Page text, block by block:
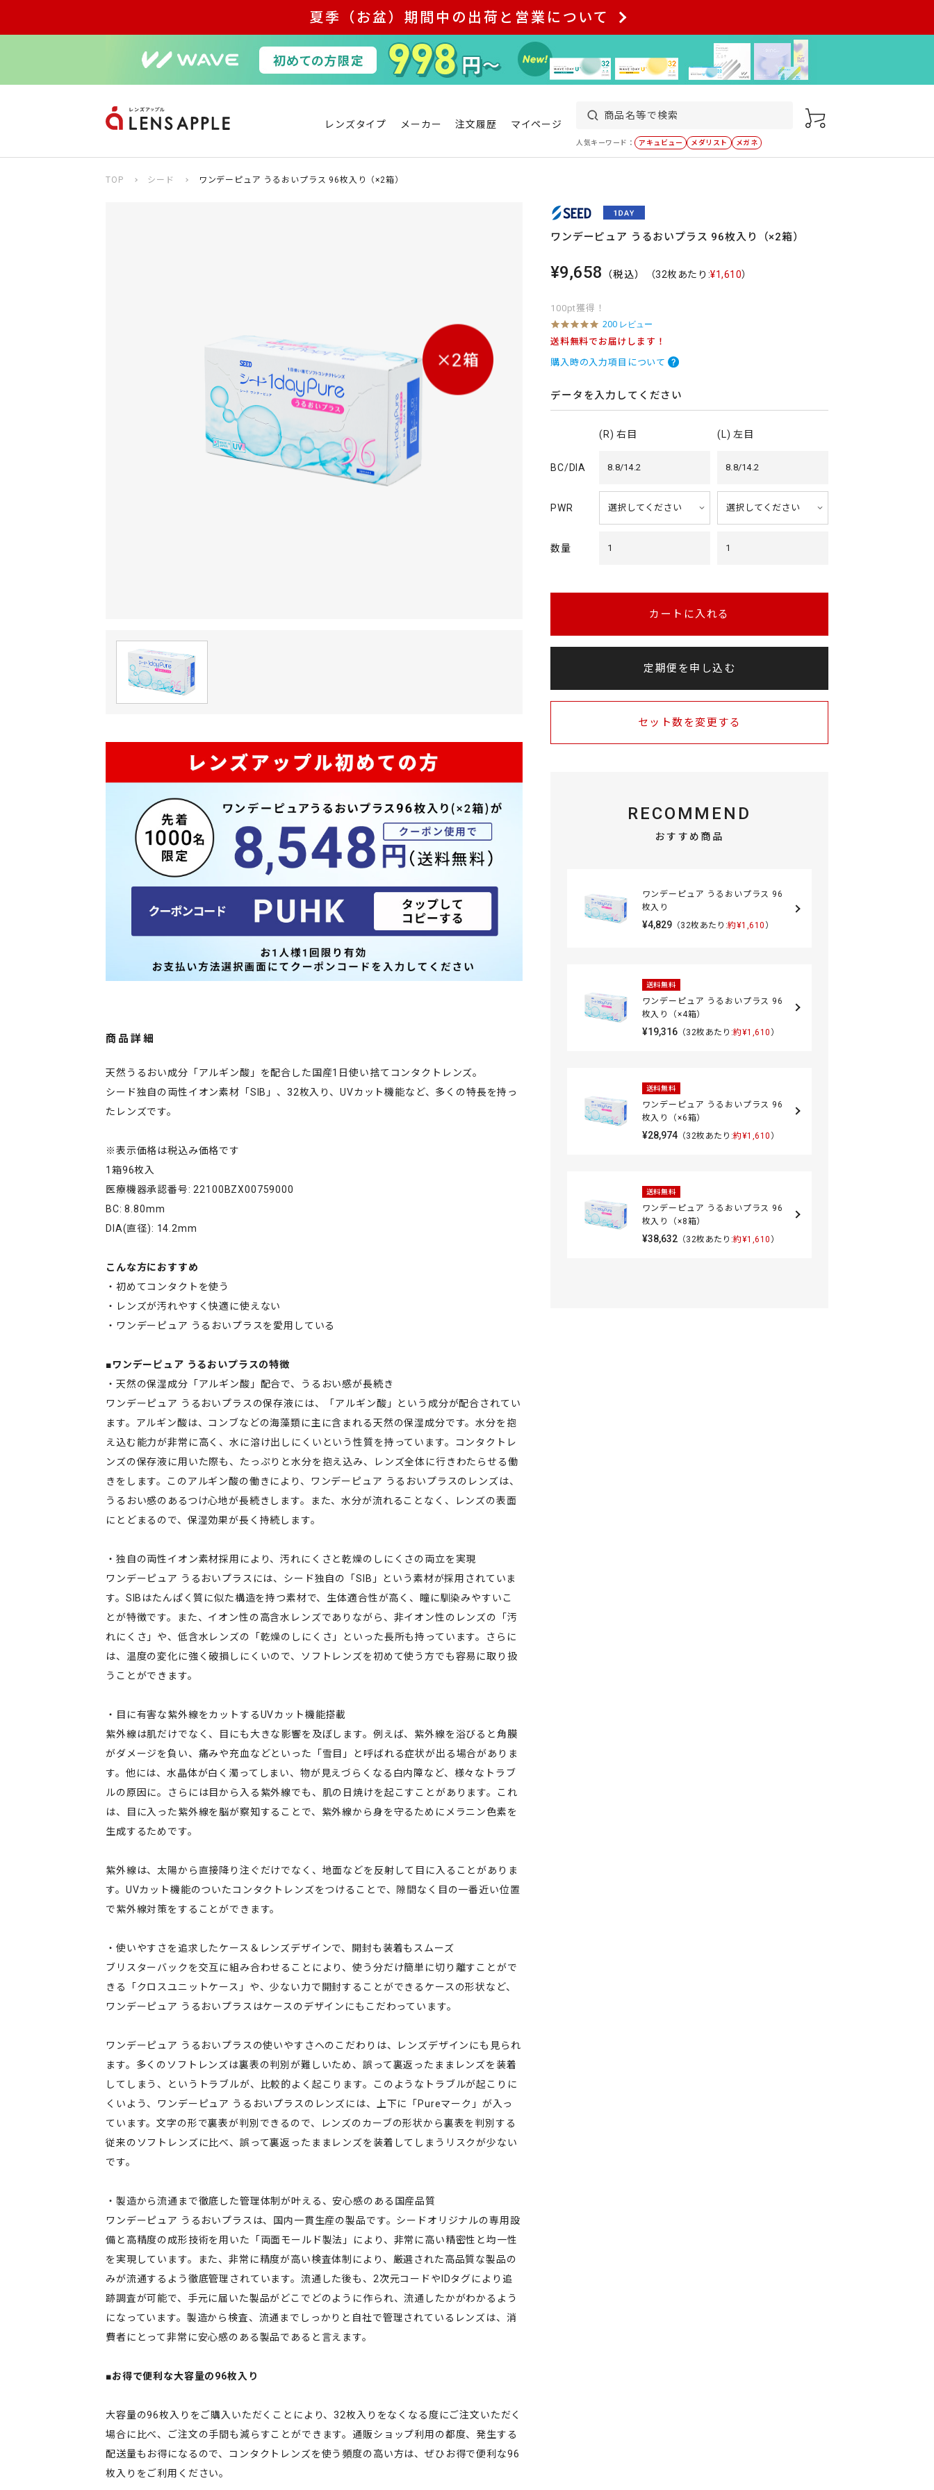
夏季（お盆）期間中の出荷と営業について
レンズタイプ メーカー 注文履歴 マイページ
人気キーワード： アキュビュー メダリスト メガネ
TOP シード ワンデーピュア うるおいプラス 96枚入り（×2箱）
商品詳細
天然うるおい成分「アルギン酸」を配合した国産1日使い捨てコンタクトレンズ。
シード独自の両性イオン素材「SIB」、32枚入り、UVカット機能など、多くの特長を持っ
たレンズです。
※表示価格は税込み価格です
1箱96枚入
医療機器承認番号: 22100BZX00759000
BC: 8.80mm
DIA(直径): 14.2mm
こんな方におすすめ
・初めてコンタクトを使う
・レンズが汚れやすく快適に使えない
・ワンデーピュア うるおいプラスを愛用している
■ワンデーピュア うるおいプラスの特徴
・天然の保湿成分「アルギン酸」配合で、うるおい感が長続き
ワンデーピュア うるおいプラスの保存液には、「アルギン酸」という成分が配合されてい
ます。アルギン酸は、コンブなどの海藻類に主に含まれる天然の保湿成分です。水分を抱
え込む能力が非常に高く、水に溶け出しにくいという性質を持っています。コンタクトレ
ンズの保存液に用いた際も、たっぷりと水分を抱え込み、レンズ全体に行きわたらせる働
きをします。このアルギン酸の働きにより、ワンデーピュア うるおいプラスのレンズは、
うるおい感のあるつけ心地が長続きします。また、水分が流れることなく、レンズの表面
にとどまるので、保湿効果が長く持続します。
・独自の両性イオン素材採用により、汚れにくさと乾燥のしにくさの両立を実現
ワンデーピュア うるおいプラスには、シード独自の「SIB」という素材が採用されていま
す。SIBはたんぱく質に似た構造を持つ素材で、生体適合性が高く、瞳に馴染みやすいこ
とが特徴です。また、イオン性の高含水レンズでありながら、非イオン性のレンズの「汚
れにくさ」や、低含水レンズの「乾燥のしにくさ」といった長所も持っています。さらに
は、温度の変化に強く破損しにくいので、ソフトレンズを初めて使う方でも容易に取り扱
うことができます。
・目に有害な紫外線をカットするUVカット機能搭載
紫外線は肌だけでなく、目にも大きな影響を及ぼします。例えば、紫外線を浴びると角膜
がダメージを負い、痛みや充血などといった「雪目」と呼ばれる症状が出る場合がありま
す。他には、水晶体が白く濁ってしまい、物が見えづらくなる白内障など、様々なトラブ
ルの原因に。さらには目から入る紫外線でも、肌の日焼けを起こすことがあります。これ
は、目に入った紫外線を脳が察知することで、紫外線から身を守るためにメラニン色素を
生成するためです。
紫外線は、太陽から直接降り注ぐだけでなく、地面などを反射して目に入ることがありま
す。UVカット機能のついたコンタクトレンズをつけることで、隙間なく目の一番近い位置
で紫外線対策をすることができます。
・使いやすさを追求したケース＆レンズデザインで、開封も装着もスムーズ
ブリスターバックを交互に組み合わせることにより、使う分だけ簡単に切り離すことがで
きる「クロスユニットケース」や、少ない力で開封することができるケースの形状など、
ワンデーピュア うるおいプラスはケースのデザインにもこだわっています。
ワンデーピュア うるおいプラスの使いやすさへのこだわりは、レンズデザインにも見られ
ます。多くのソフトレンズは裏表の判別が難しいため、誤って裏返ったままレンズを装着
してしまう、というトラブルが、比較的よく起こります。このようなトラブルが起こりに
くいよう、ワンデーピュア うるおいプラスのレンズには、上下に「Pureマーク」が入っ
ています。文字の形で裏表が判別できるので、レンズのカーブの形状から裏表を判別する
従来のソフトレンズに比べ、誤って裏返ったままレンズを装着してしまうリスクが少ない
です。
・製造から流通まで徹底した管理体制が叶える、安心感のある国産品質
ワンデーピュア うるおいプラスは、国内一貫生産の製品です。シードオリジナルの専用設
備と高精度の成形技術を用いた「両面モールド製法」により、非常に高い精密性と均一性
を実現しています。また、非常に精度が高い検査体制により、厳選された高品質な製品の
みが流通するよう徹底管理されています。流通した後も、2次元コードやIDタグにより追
跡調査が可能で、手元に届いた製品がどこでどのように作られ、流通したかがわかるよう
になっています。製造から検査、流通までしっかりと自社で管理されているレンズは、消
費者にとって非常に安心感のある製品であると言えます。
■お得で便利な大容量の96枚入り
大容量の96枚入りをご購入いただくことにより、32枚入りをなくなる度にご注文いただく
場合に比べ、ご注文の手間も減らすことができます。通販ショップ利用の都度、発生する
配送量もお得になるので、コンタクトレンズを使う頻度の高い方は、ぜひお得で便利な96
枚入りをご利用ください。
ワンデーピュア うるおいプラス 96枚入り（×2箱）
¥9,658 （税込） （32枚あたり:¥1,610）
100pt獲得！
4
.
8
s
r
r
t
i
200 レビュー
送料無料でお届けします！
購入時の入力項目について
データを入力してください
(R) 右目 (L) 左目
BC/DIA 8.8/14.2 8.8/14.2
PWR
数量 1 1
カートに入れる
定期便を申し込む
セット数を変更する
RECOMMEND
おすすめ商品
ワンデーピュア うるおいプラス 96
枚入り
¥4,829（32枚あたり:約¥1,610 ）
送料無料
ワンデーピュア うるおいプラス 96
枚入り（×4箱）
¥19,316（32枚あたり:約¥1,610 ）
送料無料
ワンデーピュア うるおいプラス 96
枚入り（×6箱）
¥28,974（32枚あたり:約¥1,610 ）
送料無料
ワンデーピュア うるおいプラス 96
枚入り（×8箱）
¥38,632（32枚あたり:約¥1,610 ）